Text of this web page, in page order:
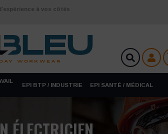
à vos côtés
EPI BTP / INDUSTRIE EPI SANTÉ / MÉDICAL
ÉLECTRICIEN